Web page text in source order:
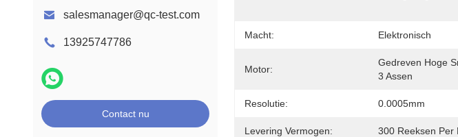
salesmanager@qc-test.com
13925747786
Contact nu
Macht: Elektronisch
Motor:
Gedreven Hoge
3 Assen
Resolutie: 0.0005mm
Levering Vermogen: 300 Reeksen Per